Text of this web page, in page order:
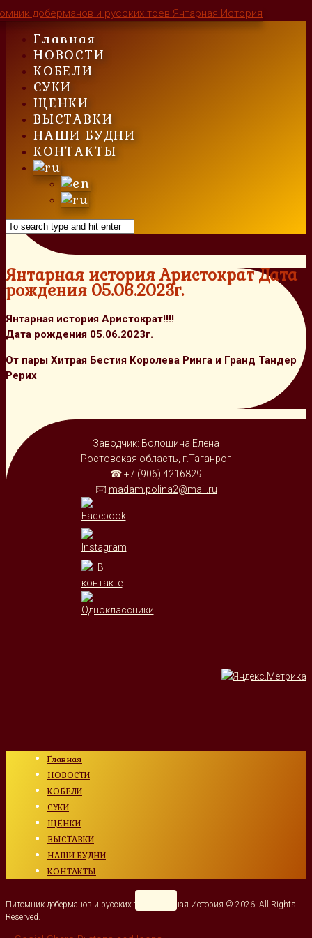
Skip
contentГлавная
НОВОСТИ
КОБЕЛИ
СУКИ
ЩЕНКИ
ВЫСТАВКИ
НАШИ БУДНИ
КОНТАКТЫ
Янтарная история Аристократ Дата
рождения 05.06.2023г.
Янтарная история Аристократ!!!!
Дата рождения 05.06.2023г.
От пары Хитрая Бестия Королева Ринга и Гранд Тандер
Рерих
Заводчик: Волошина Елена
Ростовская область, г.Таганрог
☎ +7 (906) 4216829
🖂 madam.polina2@mail.ru
Главная
НОВОСТИ
КОБЕЛИ
СУКИ
ЩЕНКИ
ВЫСТАВКИ
НАШИ БУДНИ
КОНТАКТЫ
Питомник доберманов и русских тоев Янтарная История © 2026. All Rights
Reserved.